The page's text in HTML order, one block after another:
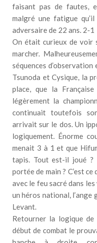
faisant pas de fautes,
malgré une fatigue
adversaire de 22 ans. 2-1
On était curieux de voir
marcher.
séquences
Tsunoda et Cysique, la
place, que la
légèrement la
continuait toutefois
arrivait sur le dos. Un
logiquement. Énorme
menait 3 à 1 et que
tapis. Tout est-il joué ?
portée de main ? C’est
avec le feu sacré dans
un héros national, l’ange
Levant.
Retourner la logique de
début de combat le